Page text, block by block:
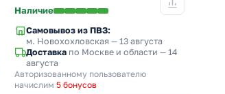
Наличие
Самовывоз из ПВЗ:
м. Новохохловская — 13 августа
Доставка по Москве и области — 14
августа
Авторизованному пользователю
начислим 5 бонусов